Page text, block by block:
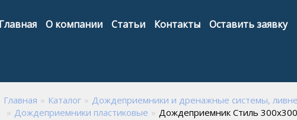
Главная О компании Статьи Контакты Оставить заявку
Главная Каталог
Дождеприемники и дренажные системы,
Дождеприемники пластиковые
Дождеприемник Стиль